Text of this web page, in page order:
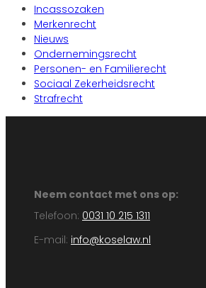
Incassozaken
Merkenrecht
Nieuws
Ondernemingsrecht
Personen- en Familierecht
Sociaal Zekerheidsrecht
Strafrecht
Neem contact met ons op:
Telefoon: 0031 10 215 1311
E-mail: info@koselaw.nl